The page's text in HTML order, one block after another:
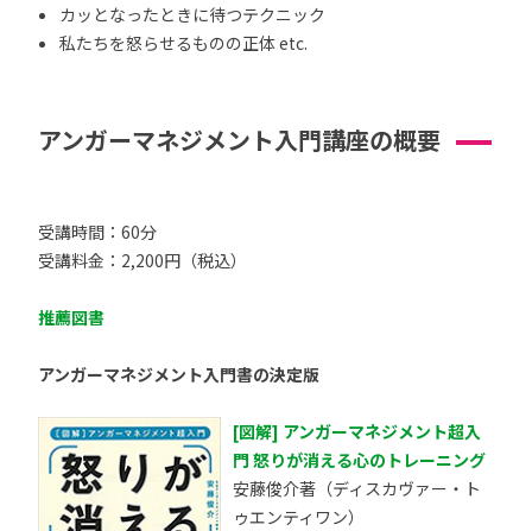
カッとなったときに待つテクニック
私たちを怒らせるものの正体 etc.
アンガーマネジメント入門講座の概要
受講時間：60分
受講料金：2,200円（税込）
推薦図書
アンガーマネジメント入門書の決定版
[図解] アンガーマネジメント超入
門 怒りが消える心のトレーニング
安藤俊介著（ディスカヴァー・ト
ゥエンティワン）